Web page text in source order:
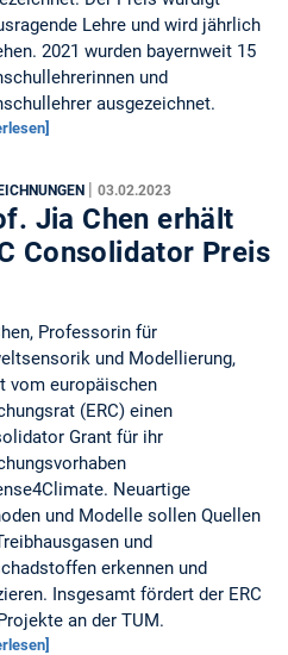
Lehre und wird jährlich
2021 wurden bayernweit 15
und
ausgezeichnet.
|03.02.2023
Jia Chen erhält
Consolidator Preis
Professorin für
und Modellierung,
vom europäischen
(ERC) einen
Grant für ihr
Neuartige
und Modelle sollen Quellen
und
erkennen und
Insgesamt fördert der ERC
an der TUM.